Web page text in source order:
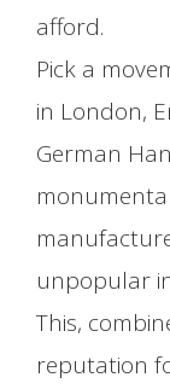
afford.
Pick a
in London,
German
unpopular
This,
reputation